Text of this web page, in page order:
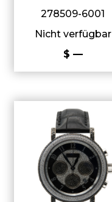
278509-6001
Nicht verfügbar
$ —